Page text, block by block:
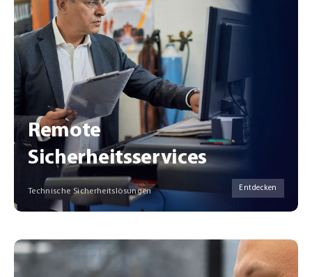
Remote
Sicherheitsservices
Technische Sicherheitslösungen Entdecken